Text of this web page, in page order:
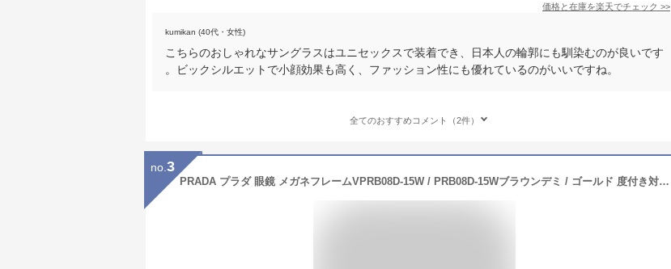
価格と在庫を楽天でチェック >>
kumikan (40代・女性)
こちらのおしゃれなサングラスはユニセックスで装着でき、日本人の輪郭にも馴染むのが良いです
。ビックシルエットで小顔効果も高く、ファッション性にも優れているのがいいですね。
全てのおすすめコメント（2件）
no. 3
PRADA プラダ 眼鏡 メガネフレームVPRB08D-15W / PRB08D-15Wブラウンデミ / ゴールド 度付き対応可度付き、調光、サングラスなど作れます